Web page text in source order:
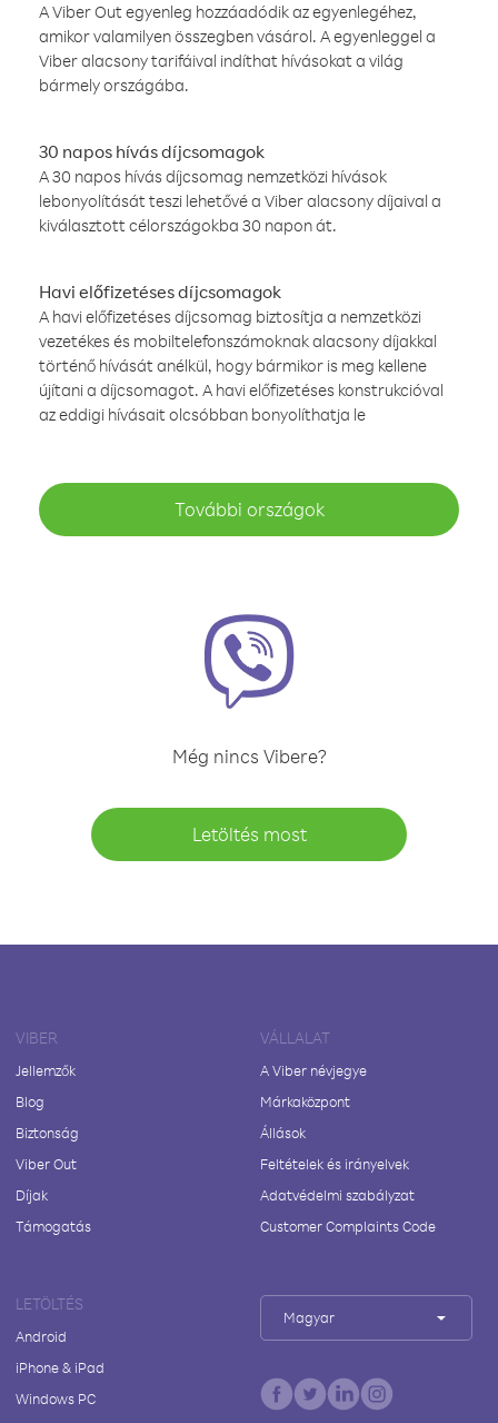
A Viber Out egyenleg hozzáadódik az egyenlegéhez,
amikor valamilyen összegben vásárol. A egyenleggel a
Viber alacsony tarifáival indíthat hívásokat a világ
bármely országába.
30 napos hívás díjcsomagok
A 30 napos hívás díjcsomag nemzetközi hívások
lebonyolítását teszi lehetővé a Viber alacsony díjaival a
kiválasztott célországokba 30 napon át.
Havi előfizetéses díjcsomagok
A havi előfizetéses díjcsomag biztosítja a nemzetközi
vezetékes és mobiltelefonszámoknak alacsony díjakkal
történő hívását anélkül, hogy bármikor is meg kellene
újítani a díjcsomagot. A havi előfizetéses konstrukcióval
az eddigi hívásait olcsóbban bonyolíthatja le
További országok
Még nincs Vibere?
Letöltés most
VIBER
Jellemzők
Blog
Biztonság
Viber Out
Díjak
Támogatás
VÁLLALAT
A Viber névjegye
Márkaközpont
Állások
Feltételek és irányelvek
Adatvédelmi szabályzat
Customer Complaints Code
LETÖLTÉS
Android
iPhone & iPad
Windows PC
Magyar